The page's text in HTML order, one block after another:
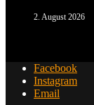
2. August 2026
Facebook
Instagram
Email